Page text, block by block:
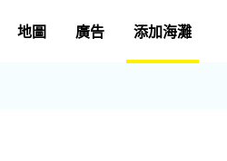
地圖 廣告 添加海灘